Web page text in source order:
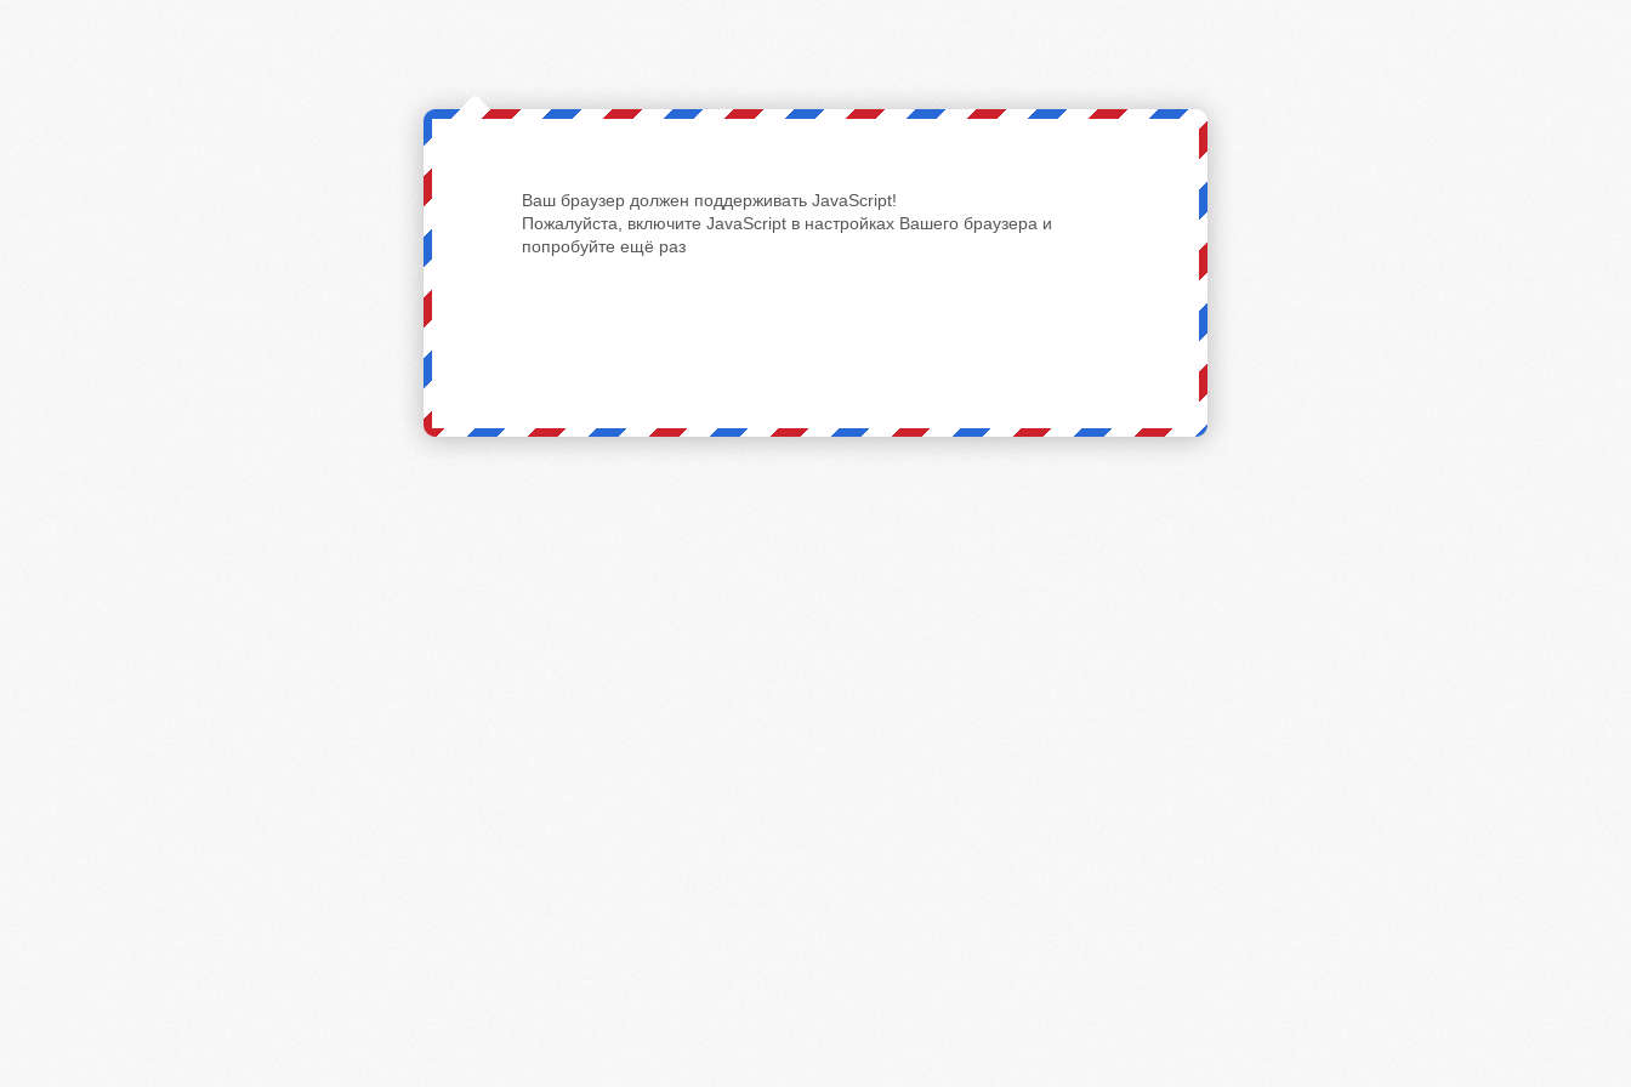
Ваш браузер должен поддерживать JavaScript!
Пожалуйста, включите JavaScript в настройках Вашего браузера и
попробуйте ещё раз